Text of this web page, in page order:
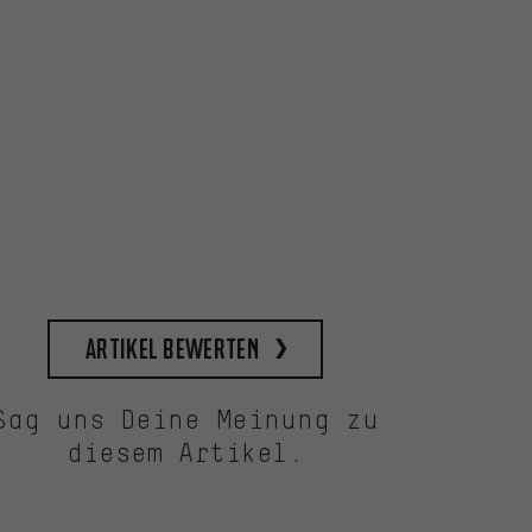
Artikel bewerten
uns Deine Meinung zu
diesem Artikel.